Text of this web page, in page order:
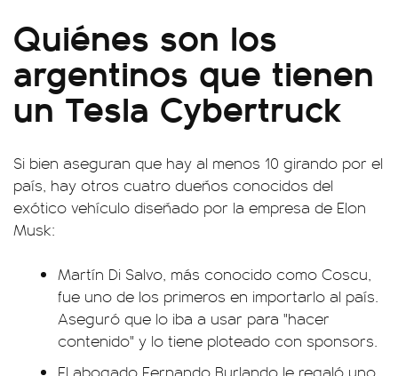
Quiénes son los
argentinos que tienen
un Tesla Cybertruck
Si bien aseguran que hay al menos 10 girando por el
país, hay otros cuatro dueños conocidos del
exótico vehículo diseñado por la empresa de Elon
Musk:
Martín Di Salvo, más conocido como Coscu,
fue uno de los primeros en importarlo al país.
Aseguró que lo iba a usar para "hacer
contenido" y lo tiene ploteado con sponsors.
El abogado Fernando Burlando le regaló uno